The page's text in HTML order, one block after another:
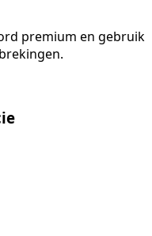
premium en gebruik